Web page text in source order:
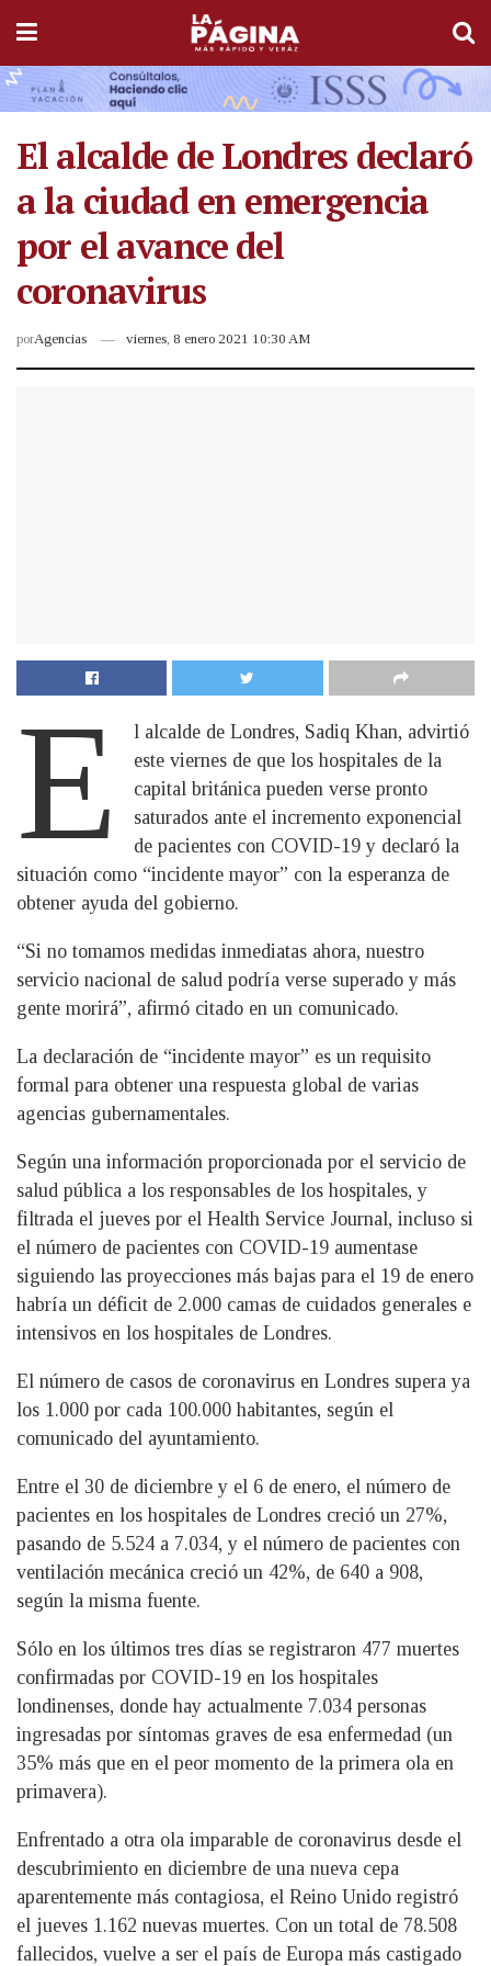
El alcalde de Londres declaró
a la ciudad en emergencia
por el avance del
coronavirus
porAgencias viernes, 8 enero 2021 10:30 AM
E
l alcalde de Londres, Sadiq Khan, advirtió
este viernes de que los hospitales de la
capital británica pueden verse pronto
saturados ante el incremento exponencial
de pacientes con COVID-19 y declaró la
situación como “incidente mayor” con la esperanza de
obtener ayuda del gobierno.
“Si no tomamos medidas inmediatas ahora, nuestro
servicio nacional de salud podría verse superado y más
gente morirá”, afirmó citado en un comunicado.
La declaración de “incidente mayor” es un requisito
formal para obtener una respuesta global de varias
agencias gubernamentales.
Según una información proporcionada por el servicio de
salud pública a los responsables de los hospitales, y
filtrada el jueves por el Health Service Journal, incluso si
el número de pacientes con COVID-19 aumentase
siguiendo las proyecciones más bajas para el 19 de enero
habría un déficit de 2.000 camas de cuidados generales e
intensivos en los hospitales de Londres.
El número de casos de coronavirus en Londres supera ya
los 1.000 por cada 100.000 habitantes, según el
comunicado del ayuntamiento.
Entre el 30 de diciembre y el 6 de enero, el número de
pacientes en los hospitales de Londres creció un 27%,
pasando de 5.524 a 7.034, y el número de pacientes con
ventilación mecánica creció un 42%, de 640 a 908,
según la misma fuente.
Sólo en los últimos tres días se registraron 477 muertes
confirmadas por COVID-19 en los hospitales
londinenses, donde hay actualmente 7.034 personas
ingresadas por síntomas graves de esa enfermedad (un
35% más que en el peor momento de la primera ola en
primavera).
Enfrentado a otra ola imparable de coronavirus desde el
descubrimiento en diciembre de una nueva cepa
aparentemente más contagiosa, el Reino Unido registró
el jueves 1.162 nuevas muertes. Con un total de 78.508
fallecidos, vuelve a ser el país de Europa más castigado